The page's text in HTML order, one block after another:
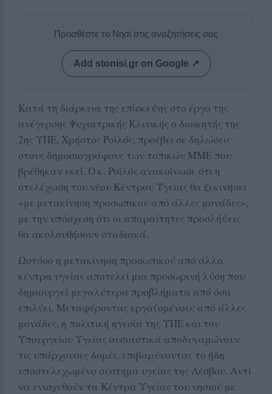
Προσθέστε το Νησί στις αναζητήσεις σας
Add stonisi.gr on Google ↗
Κατά τη διάρκεια της επίσκεψης στο έργο της
ανέγερσης Ψυχιατρικής Κλινικής ο διοικητής της
2ης ΥΠΕ, Χρήστος Ροϊλός, προέβει σε δηλώσεις
στους δημοσιογράφους των τοπικών ΜΜΕ που
βρέθηκαν εκεί. Ο κ. Ροϊλός ανακοίνωσε ότι η
στελέχωση του νέου Κέντρου Υγείας θα ξεκινήσει
«με μετακίνηση προσωπικού από άλλες μονάδες»,
με την υπόσχεση ότι οι απαραίτητες προσλήψεις
θα ακολουθήσουν σταδιακά.
Ωστόσο η μετακίνηση προσωπικού από άλλα
κέντρα υγείας αποτελεί μια προσωρινή λύση που
δημιουργεί μεγαλύτερα προβλήματα από όσα
επιλύει. Μεταφέροντας εργαζομένους από άλλες
μονάδες, η πολιτική ηγεσία της ΥΠΕ και του
Υπουργείου Υγείας ουσιαστικά αποδυναμώνουν
τις υπάρχουσες δομές, επιβαρύνοντας το ήδη
υποστελεχωμένο σύστημα υγείας της Λέσβου. Αντί
να ενισχυθούν τα Κέντρα Υγείας του νησιού με